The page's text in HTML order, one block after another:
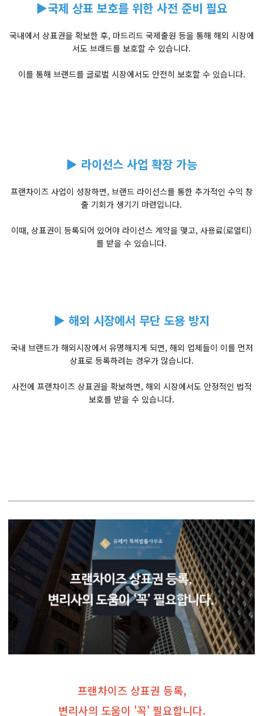
▶국제 상표 보호를 위한 사전 준비 필요
국내에서 상표권을 확보한 후, 마드리드 국제출원 등을 통해 해외 시장에
서도 브래드를 보호할 수 있습니다.
이를 통해 브랜드를 글로벌 시장에서도 안전히 보호할 수 있습니다.
▶ 라이선스 사업 확장 가능
프랜차이즈 사업이 성장하면, 브랜드 라이선스를 통한 추가적인 수익 창
출 기회가 생기기 마련입니다.
이때, 상표권이 등록되어 있어야 라이선스 계약을 맺고, 사용료(로열티)
를 받을 수 있습니다.
▶ 해외 시장에서 무단 도용 방지
국내 브랜드가 해외시장에서 유명해지게 되면, 해외 업체들이 이를 먼저
상표로 등록하려는 경우가 많습니다.
사전에 프랜차이즈 상표권을 확보하면, 해외 시장에서도 안정적인 법적
보호를 받을 수 있습니다.
프랜차이즈 상표권 등록,
변리사의 도움이 '꼭' 필요합니다.